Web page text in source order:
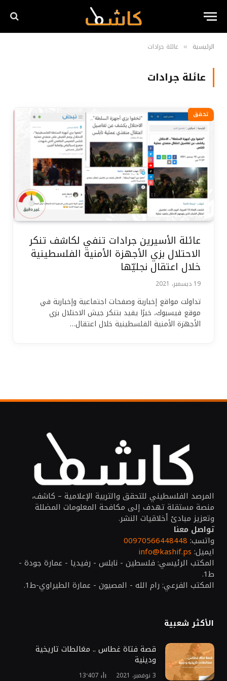
الرئيسية » عائلة جرادات
عائلة جرادات
تحقق
عائلة الأسيرين جرادات تنفي لكاشف تنكر
الاحتلال بزي الأجهزة الأمنية الفلسطينية
خلال اعتقال نجليّها
19 ديسمبر، 2021
تداولت مواقع إخبارية وصفحات اجتماعية وإخبارية في
موقع فيسبوك، خبرًا يفيد بتنكر جيش الاحتلال بزي
الأجهزة الأمنية الفلسطينية خلال اعتقال…
المرصد الفلسطيني للتحقق والتربية الإعلامية – كاشف،
منصة مستقلة تهدف إلى مكافحة المعلومات المضللة
وتعزيز مبادئ أخلاقيات النشر.
تواصل معنا
واتسب: 00970566448448
ايميل: info@kashif.ps
المكتب الرئيسي: فلسطين - نابلس - رفيديا - عمارة جودة -
ط1.
المكتب الفرعي: رام الله - المصيون - عمارة الطيراوي-ط1.
الأكثر شعبية
قصة فتاة غطاس .. مغالطات تاريخية
ودينية
3 نوفمبر، 2021 13٬407